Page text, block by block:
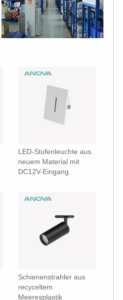
LED-Stufenleuchte aus
neuem Material mit
DC12V-Eingang
Schienenstrahler aus
recyceltem
Meeresplastik